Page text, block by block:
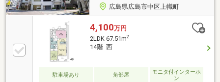
広島県広島市中区上幟町
4,100万円
2LDK 67.51m2
14階 西
駐車場あり 角部屋
モニタ付インターホ
ン